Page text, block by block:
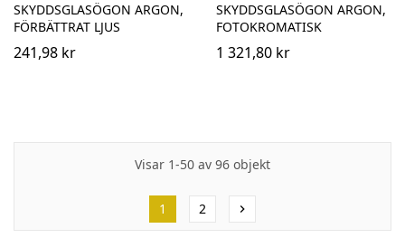
SKYDDSGLASÖGON ARGON,
FÖRBÄTTRAT LJUS
241,98 kr
SKYDDSGLASÖGON ARGON,
FOTOKROMATISK
1 321,80 kr
Visar 1-50 av 96 objekt
1 2 chevron_right